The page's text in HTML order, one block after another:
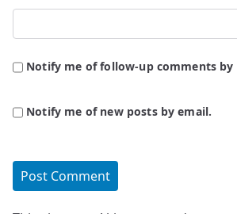
Notify me of follow-up comments by
Notify me of new posts by email.